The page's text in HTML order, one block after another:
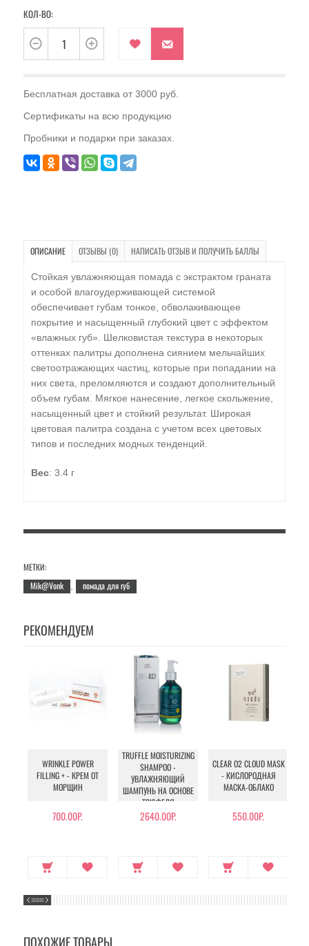
КОЛ-ВО:
Бесплатная доставка от 3000 руб.
Сертификаты на всю продукцию
Пробники и подарки при заказах.
ОПИСАНИЕ ОТЗЫВЫ (0) НАПИСАТЬ ОТЗЫВ И ПОЛУЧИТЬ БАЛЛЫ
Стойкая увлажняющая помада с экстрактом граната
и особой влагоудерживающей системой
обеспечивает губам тонкое, обволакивающее
покрытие и насыщенный глубокий цвет с эффектом
«влажных губ». Шелковистая текстура в некоторых
оттенках палитры дополнена сиянием мельчайших
светоотражающих частиц, которые при попадании на
них света, преломляются и создают дополнительный
объем губам. Мягкое нанесение, легкое скольжение,
насыщенный цвет и стойкий результат. Широкая
цветовая палитра создана с учетом всех цветовых
типов и последних модных тенденций.
Вес: 3.4 г
МЕТКИ:
Mik@Vonk
помада для губ
РЕКОМЕНДУЕМ
WRINKLE POWER
FILLING + - КРЕМ ОТ
МОРЩИН
700.00Р.
TRUFFLE MOISTURIZING
SHAMPOO -
УВЛАЖНЯЮЩИЙ
ШАМПУНЬ НА ОСНОВЕ
ТРЮФЕЛЯ
2640.00Р.
CLEAR O2 CLOUD MASK
- КИСЛОРОДНАЯ
МАСКА-ОБЛАКО
550.00Р.
ПОХОЖИЕ ТОВАРЫ